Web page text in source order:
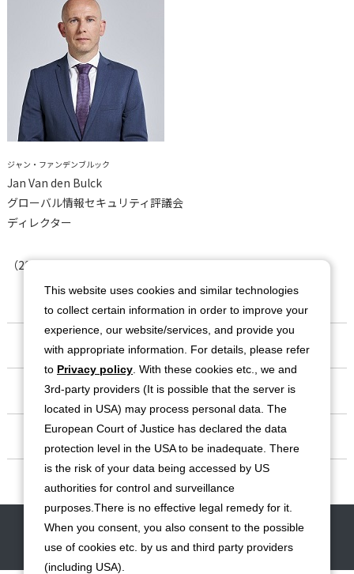
ジャン・ファンデンブルック
Jan Van den Bulck
グローバル情報セキュリティ評議会
ディレクター
（2025年9月時点の内容となります。）
会社情報
事業紹介
IR情報
サステナビリティ
お問い合わせ サイトマップ 免責事項 利用規約
個人情報保護方針
クッキー（Cookie）ポリシー
ソーシャルメディア利用規約
This website uses cookies and similar technologies
to collect certain information in order to improve your
experience, our website/services, and provide you
with appropriate information. For details, please refer
to Privacy policy . With these cookies etc., we and
3rd-party providers (It is possible that the server is
located in USA) may process personal data. The
European Court of Justice has declared the data
protection level in the USA to be inadequate. There
is the risk of your data being accessed by US
authorities for control and surveillance
purposes.There is no effective legal remedy for it.
When you consent, you also consent to the possible
use of cookies etc. by us and third party providers
(including USA).